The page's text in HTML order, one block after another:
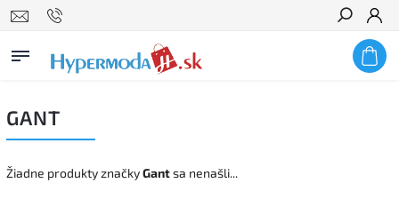
Hľadať
GANT
Žiadne produkty značkyGantsa nenašli...